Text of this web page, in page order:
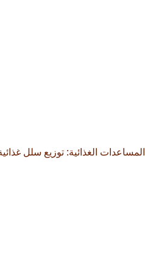
المساعدات الغذائية: توزيع سلل